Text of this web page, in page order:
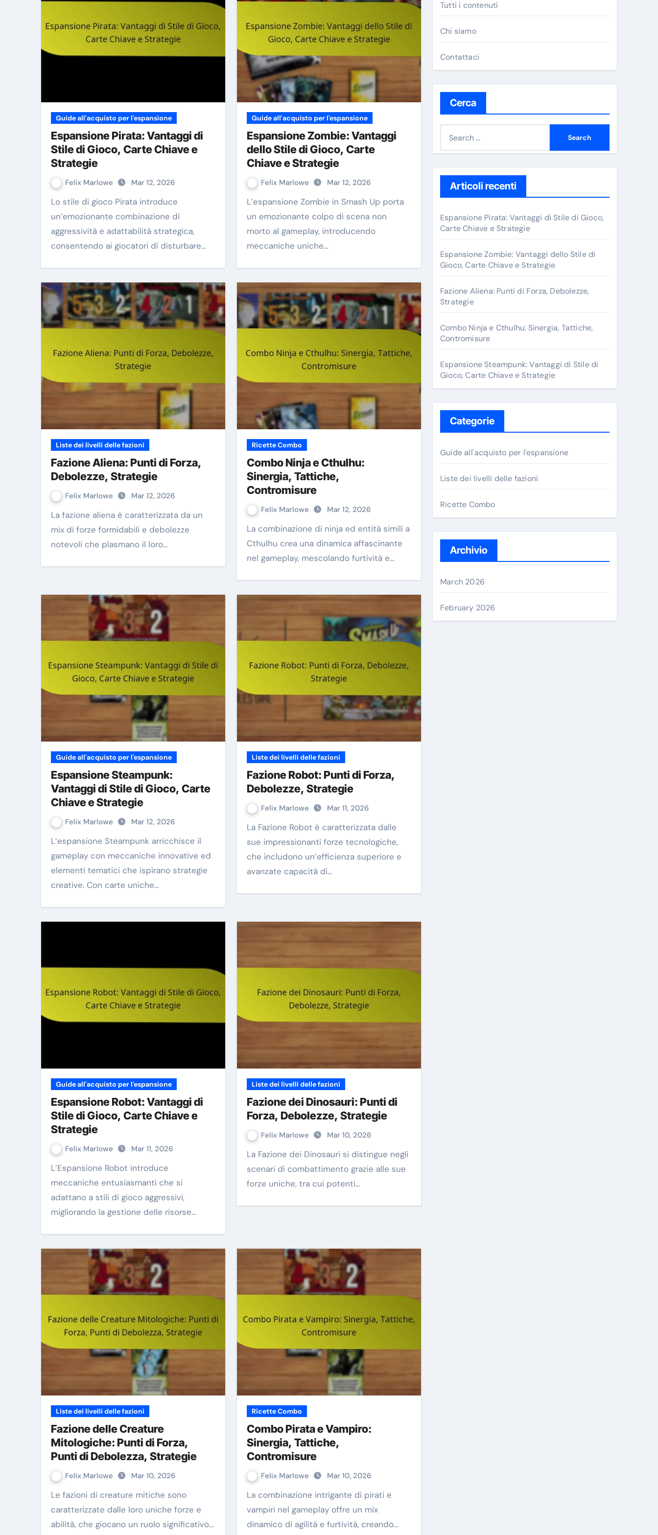
Guide all'acquisto per l'espansione
Espansione Pirata: Vantaggi di
Stile di Gioco, Carte Chiave e
Strategie
Felix Marlowe Mar 12, 2026
Lo stile di gioco Pirata introduce
un’emozionante combinazione di
aggressività e adattabilità strategica,
consentendo ai giocatori di disturbare…
Guide all'acquisto per l'espansione
Espansione Zombie: Vantaggi
dello Stile di Gioco, Carte
Chiave e Strategie
Felix Marlowe Mar 12, 2026
L’espansione Zombie in Smash Up porta
un emozionante colpo di scena non
morto al gameplay, introducendo
meccaniche uniche…
Liste dei livelli delle fazioni
Fazione Aliena: Punti di Forza,
Debolezze, Strategie
Felix Marlowe Mar 12, 2026
La fazione aliena è caratterizzata da un
mix di forze formidabili e debolezze
notevoli che plasmano il loro…
Ricette Combo
Combo Ninja e Cthulhu:
Sinergia, Tattiche,
Contromisure
Felix Marlowe Mar 12, 2026
La combinazione di ninja ed entità simili a
Cthulhu crea una dinamica affascinante
nel gameplay, mescolando furtività e…
Guide all'acquisto per l'espansione
Espansione Steampunk:
Vantaggi di Stile di Gioco, Carte
Chiave e Strategie
Felix Marlowe Mar 12, 2026
L’espansione Steampunk arricchisce il
gameplay con meccaniche innovative ed
elementi tematici che ispirano strategie
creative. Con carte uniche…
Liste dei livelli delle fazioni
Fazione Robot: Punti di Forza,
Debolezze, Strategie
Felix Marlowe Mar 11, 2026
La Fazione Robot è caratterizzata dalle
sue impressionanti forze tecnologiche,
che includono un’efficienza superiore e
avanzate capacità di…
Guide all'acquisto per l'espansione
Espansione Robot: Vantaggi di
Stile di Gioco, Carte Chiave e
Strategie
Felix Marlowe Mar 11, 2026
L’Espansione Robot introduce
meccaniche entusiasmanti che si
adattano a stili di gioco aggressivi,
migliorando la gestione delle risorse…
Liste dei livelli delle fazioni
Fazione dei Dinosauri: Punti di
Forza, Debolezze, Strategie
Felix Marlowe Mar 10, 2026
La Fazione dei Dinosauri si distingue negli
scenari di combattimento grazie alle sue
forze uniche, tra cui potenti…
Liste dei livelli delle fazioni
Fazione delle Creature
Mitologiche: Punti di Forza,
Punti di Debolezza, Strategie
Felix Marlowe Mar 10, 2026
Le fazioni di creature mitiche sono
caratterizzate dalle loro uniche forze e
abilità, che giocano un ruolo significativo…
Ricette Combo
Combo Pirata e Vampiro:
Sinergia, Tattiche,
Contromisure
Felix Marlowe Mar 10, 2026
La combinazione intrigante di pirati e
vampiri nel gameplay offre un mix
dinamico di agilità e furtività, creando…
Tutti i contenuti
Chi siamo
Contattaci
Cerca
h
f
o
r
:
Articoli recenti
Espansione Pirata: Vantaggi di Stile di Gioco,
Carte Chiave e Strategie
Espansione Zombie: Vantaggi dello Stile di
Gioco, Carte Chiave e Strategie
Fazione Aliena: Punti di Forza, Debolezze,
Strategie
Combo Ninja e Cthulhu: Sinergia, Tattiche,
Contromisure
Espansione Steampunk: Vantaggi di Stile di
Gioco, Carte Chiave e Strategie
Categorie
Guide all'acquisto per l'espansione
Liste dei livelli delle fazioni
Ricette Combo
Archivio
March 2026
February 2026